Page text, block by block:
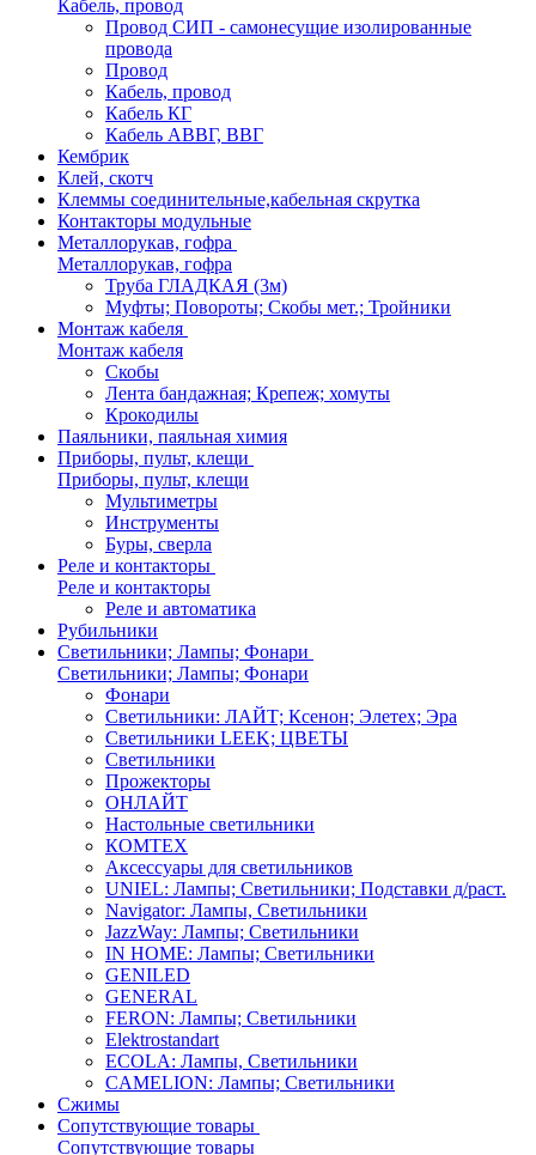
Кабель, провод
Провод СИП - самонесущие изолированные
провода
Провод
Кабель, провод
Кабель КГ
Кабель АВВГ, ВВГ
Кембрик
Клей, скотч
Клеммы соединительные,кабельная скрутка
Контакторы модульные
Металлорукав, гофра
Металлорукав, гофра
Труба ГЛАДКАЯ (3м)
Муфты; Повороты; Скобы мет.; Тройники
Монтаж кабеля
Монтаж кабеля
Скобы
Лента бандажная; Крепеж; хомуты
Крокодилы
Паяльники, паяльная химия
Приборы, пульт, клещи
Приборы, пульт, клещи
Мультиметры
Инструменты
Буры, сверла
Реле и контакторы
Реле и контакторы
Реле и автоматика
Рубильники
Светильники; Лампы; Фонари
Светильники; Лампы; Фонари
Фонари
Светильники: ЛАЙТ; Ксенон; Элетех; Эра
Светильники LEEK; ЦВЕТЫ
Светильники
Прожекторы
ОНЛАЙТ
Настольные светильники
КОМТЕХ
Аксессуары для светильников
UNIEL: Лампы; Светильники; Подставки д/раст.
Navigator: Лампы, Светильники
JazzWay: Лампы; Светильники
IN HOME: Лампы; Светильники
GENILED
GENERAL
FERON: Лампы; Светильники
Elektrostandart
ECOLA: Лампы, Светильники
CAMELION: Лампы; Светильники
Сжимы
Сопутствующие товары
Сопутствующие товары